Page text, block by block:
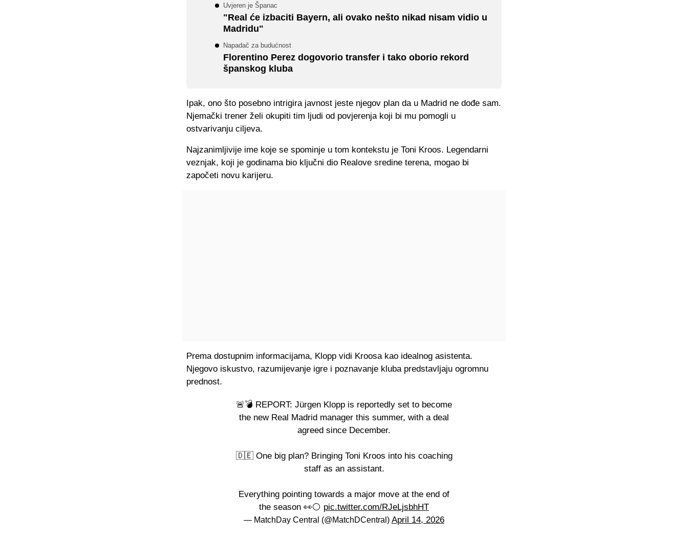
Uvjeren je Španac
"Real će izbaciti Bayern, ali ovako nešto nikad nisam vidio u
Madridu"
Napadač za budućnost
Florentino Perez dogovorio transfer i tako oborio rekord
španskog kluba
Ipak, ono što posebno intrigira javnost jeste njegov plan da u Madrid ne dođe sam.
Njemački trener želi okupiti tim ljudi od povjerenja koji bi mu pomogli u
ostvarivanju ciljeva.
Najzanimljivije ime koje se spominje u tom kontekstu je Toni Kroos. Legendarni
veznjak, koji je godinama bio ključni dio Realove sredine terena, mogao bi
započeti novu karijeru.
Prema dostupnim informacijama, Klopp vidi Kroosa kao idealnog asistenta.
Njegovo iskustvo, razumijevanje igre i poznavanje kluba predstavljaju ogromnu
prednost.
🚨💣 REPORT: Jürgen Klopp is reportedly set to become
the new Real Madrid manager this summer, with a deal
agreed since December.
🇩🇪 One big plan? Bringing Toni Kroos into his coaching
staff as an assistant.
Everything pointing towards a major move at the end of
the season 👀⚪️ pic.twitter.com/RJeLjsbhHT
— MatchDay Central (@MatchDCentral) April 14, 2026